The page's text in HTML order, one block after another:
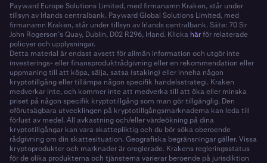
Payward Europe Solutions Limited, med firmanamn Kraken, står under
tillsyn av Irlands centralbank. Payward Global Solutions Limited, med
firmanamn Kraken, står under tillsyn av Irlands centralbank. Säte: 70 Sir
John Rogerson’s Quay, Dublin, D02 R296, Irland. Klicka härför relaterade
policyer och upplysningar.
Detta material är endast avsett för allmän information och utgör inte
investerings- eller finansproduktrådgivning eller en rekommendation eller
uppmaning till att köpa, sälja, satsa (staking) eller inneha någon
kryptotillgång eller tillämpa någon specifik handelsstrategi. Kraken
medverkar inte, och kommer inte att medverka till att öka eller minska
priset på någon specifik kryptotillgång som man gör tillgänglig. Den
oförutsägbara utvecklingen på kryptotillgångsmarknaderna kan leda till
förlust av medel. All avkastning och/eller värdeökning på dina
kryptotillgångar kan vara skattepliktig och du bör söka oberoende
rådgivning om din skattesituation. Geografiska begränsningar gäller. Vissa
kryptoprodukter och marknader är oreglerade. Krakens regleringsstatus
för de olika produkterna och tjänsterna varierar beroende på jurisdiktion